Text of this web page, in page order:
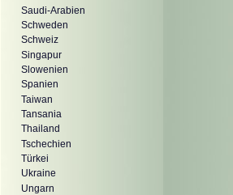
Saudi-Arabien
Schweden
Schweiz
Singapur
Slowenien
Spanien
Taiwan
Tansania
Thailand
Tschechien
Türkei
Ukraine
Ungarn